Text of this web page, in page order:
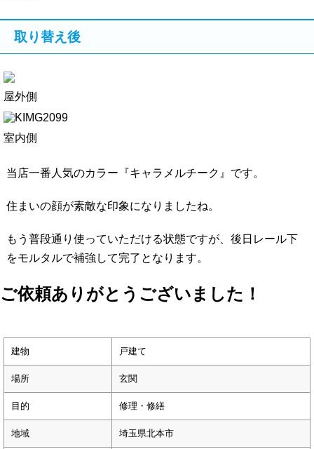
取り替え後
屋外側
室内側
当店一番人気のカラー『キャラメルチーク』です。
住まいの顔が素敵な印象になりましたね。
もう普段通り使っていただける状態ですが、後日レール下
をモルタルで補強して完了となります。
ご依頼ありがとうございました！
建物 戸建て
場所 玄関
目的 修理・修繕
地域 埼玉県北本市